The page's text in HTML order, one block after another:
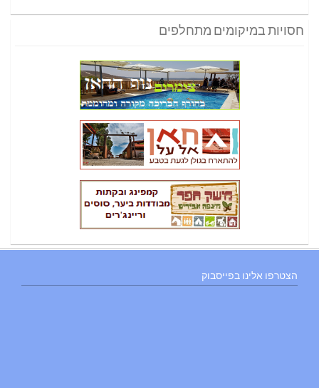
חסויות במיקומים מתחלפים
הצטרפו אלינו בפייסבוק